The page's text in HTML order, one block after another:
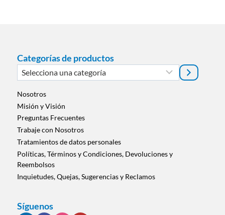
Categorías de productos
Selecciona
una
categoría
Nosotros
Misión y Visión
Preguntas Frecuentes
Trabaje con Nosotros
Tratamientos de datos personales
Políticas, Términos y Condiciones, Devoluciones y
Reembolsos
Inquietudes, Quejas, Sugerencias y Reclamos
Síguenos